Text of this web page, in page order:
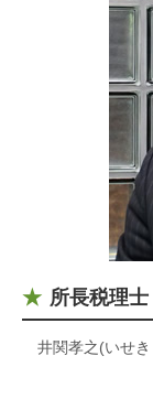
所長税理士
井関孝之(いせ